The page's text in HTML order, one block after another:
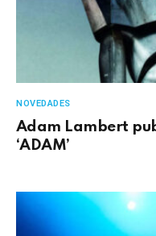
NOVEDADES
Adam Lambert
‘ADAM’